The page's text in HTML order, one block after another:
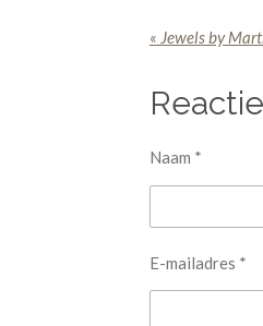
« Jewels by
Naam *
E-mailadres *